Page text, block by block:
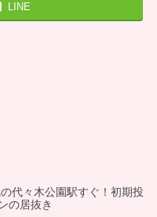
LINE
代々木公園駅すぐ！初期投
の居抜き